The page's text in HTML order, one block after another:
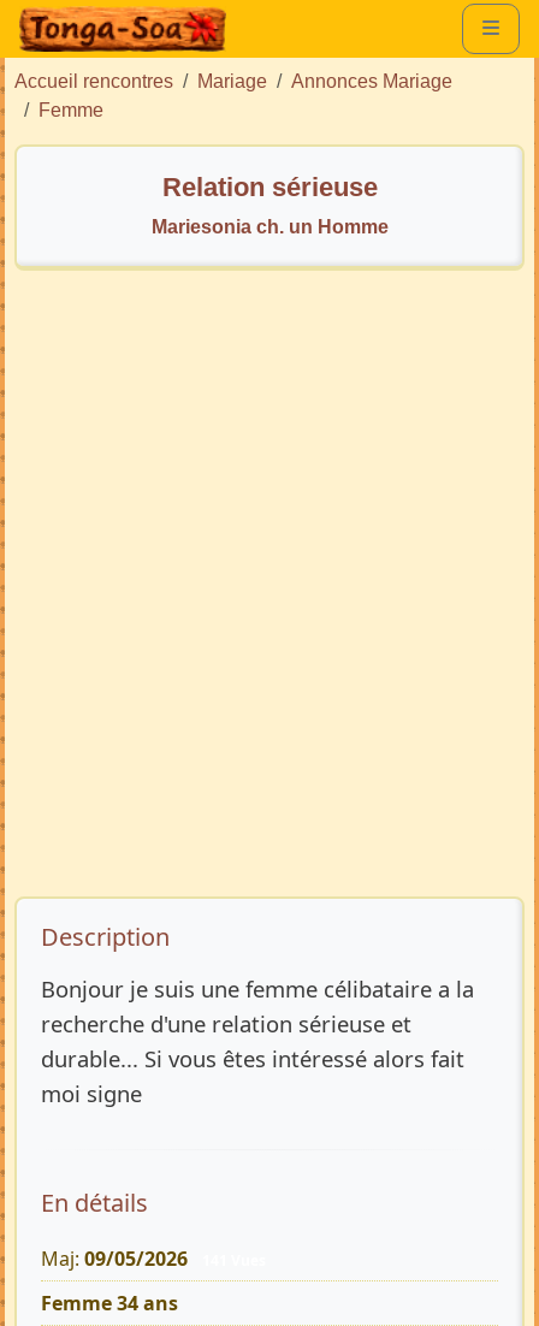
Accueil rencontres Mariage
Annonces Mariage
Femme
Relation sérieuse
Mariesonia ch. un Homme
Description de l’annonce
Description
Bonjour je suis une femme célibataire a la
recherche d'une relation sérieuse et
durable... Si vous êtes intéressé alors fait
moi signe
En détails
Maj: 09/05/2026
Femme 34 ans